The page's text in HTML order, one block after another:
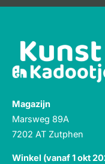
Magazijn
Marsweg 89A
7202 AT Zutphen
Winkel (vanaf 1 okt